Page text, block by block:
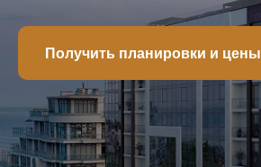
Получить планировки и цены